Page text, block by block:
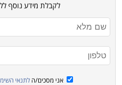
לקבלת מידע נוסף
אני מסכים/ה לתנאי